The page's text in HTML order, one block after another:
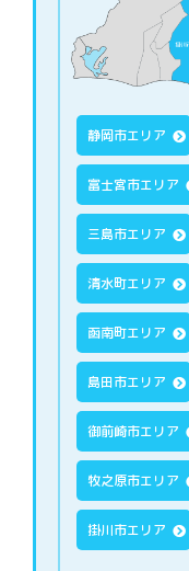
静岡市エリア
富士宮市エリア
三島市エリア
清水町エリア
函南町エリア
島田市エリア
御前崎市エリア
牧之原市エリア
掛川市エリア